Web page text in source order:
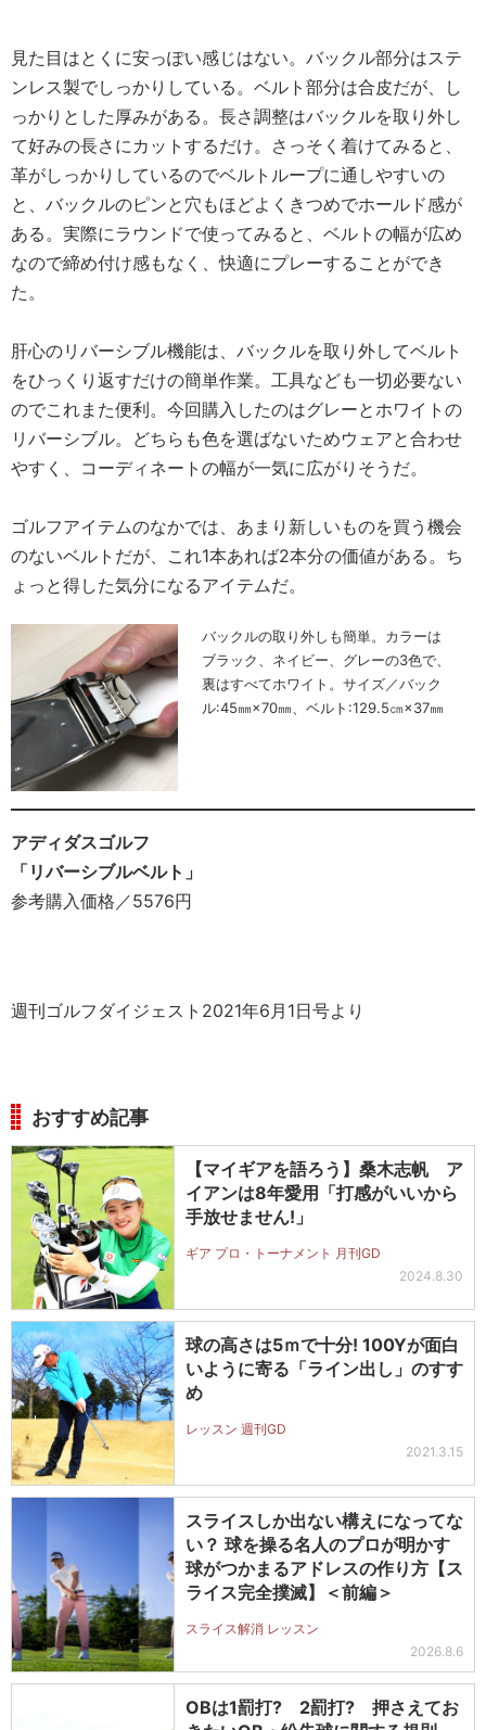
見た目はとくに安っぽい感じはない。バックル部分はステ
ンレス製でしっかりしている。ベルト部分は合皮だが、し
っかりとした厚みがある。長さ調整はバックルを取り外し
て好みの長さにカットするだけ。さっそく着けてみると、
革がしっかりしているのでベルトループに通しやすいの
と、バックルのピンと穴もほどよくきつめでホールド感が
ある。実際にラウンドで使ってみると、ベルトの幅が広め
なので締め付け感もなく、快適にプレーすることができ
た。
肝心のリバーシブル機能は、バックルを取り外してベルト
をひっくり返すだけの簡単作業。工具なども一切必要ない
のでこれまた便利。今回購入したのはグレーとホワイトの
リバーシブル。どちらも色を選ばないためウェアと合わせ
やすく、コーディネートの幅が一気に広がりそうだ。
ゴルフアイテムのなかでは、あまり新しいものを買う機会
のないベルトだが、これ1本あれば2本分の価値がある。ち
ょっと得した気分になるアイテムだ。
バックルの取り外しも簡単。カラーは
ブラック、ネイビー、グレーの3色で、
裏はすべてホワイト。サイズ／バック
ル:45㎜×70㎜、ベルト:129.5㎝×37㎜
アディダスゴルフ
「リバーシブルベルト」
参考購入価格／5576円
週刊ゴルフダイジェスト2021年6月1日号より
おすすめ記事
【マイギアを語ろう】桑木志帆 ア
イアンは8年愛用「打感がいいから
手放せません!」
ギア プロ・トーナメント 月刊GD
2024.8.30
球の高さは5ｍで十分! 100Yが面白
いように寄る「ライン出し」のすす
め
レッスン 週刊GD
2021.3.15
スライスしか出ない構えになってな
い？ 球を操る名人のプロが明かす
球がつかまるアドレスの作り方【ス
ライス完全撲滅】＜前編＞
スライス解消 レッスン
2026.8.6
OBは1罰打? 2罰打? 押さえてお